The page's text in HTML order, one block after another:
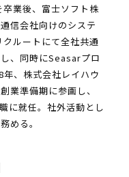
業後、富士ソフト株
信会社向けのシステ
ルートにて全社共通
、同時にSeasarプロ
、株式会社レイハウ
業準備期に参画し、
に就任。社外活動とし
める。